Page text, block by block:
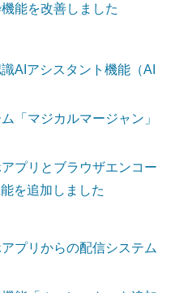
能を改善しました
AIアシスタント機能（AI
「マジカルマージャン」
プリとブラウザエンコー
を追加しました
プリからの配信システム